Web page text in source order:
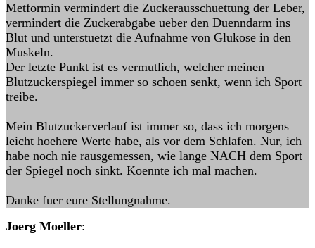
Metformin vermindert die Zuckerausschuettung der Leber,
vermindert die Zuckerabgabe ueber den Duenndarm ins
Blut und unterstuetzt die Aufnahme von Glukose in den
Muskeln.
Der letzte Punkt ist es vermutlich, welcher meinen
Blutzuckerspiegel immer so schoen senkt, wenn ich Sport
treibe.
Mein Blutzuckerverlauf ist immer so, dass ich morgens
leicht hoehere Werte habe, als vor dem Schlafen. Nur, ich
habe noch nie rausgemessen, wie lange NACH dem Sport
der Spiegel noch sinkt. Koennte ich mal machen.
Danke fuer eure Stellungnahme.
Joerg Moeller: